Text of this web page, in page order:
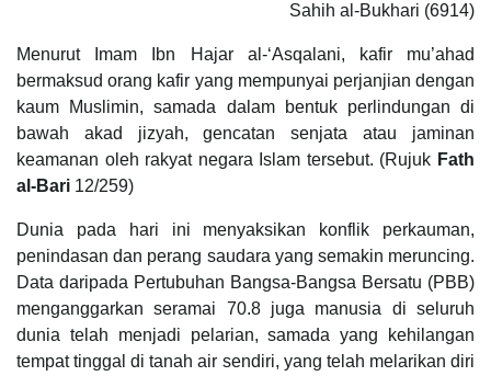
Sahih al-Bukhari (6914)
Menurut Imam Ibn Hajar al-‘Asqalani, kafir mu’ahad
bermaksud orang kafir yang mempunyai perjanjian dengan
kaum Muslimin, samada dalam bentuk perlindungan di
bawah akad jizyah, gencatan senjata atau jaminan
keamanan oleh rakyat negara Islam tersebut. (Rujuk Fath
al-Bari 12/259)
Dunia pada hari ini menyaksikan konflik perkauman,
penindasan dan perang saudara yang semakin meruncing.
Data daripada Pertubuhan Bangsa-Bangsa Bersatu (PBB)
menganggarkan seramai 70.8 juga manusia di seluruh
dunia telah menjadi pelarian, samada yang kehilangan
tempat tinggal di tanah air sendiri, yang telah melarikan diri